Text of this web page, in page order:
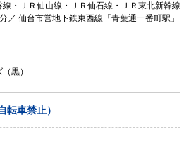
線・ＪＲ仙山線・ＪＲ仙石線・ＪＲ東北新幹線
／ 仙台市営地下鉄東西線「青葉通一番町駅」
黒）
転車禁止）